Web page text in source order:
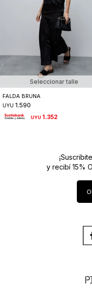
Seleccionar talle
FALDA BRUNA
UYU 1.590
UYU 1.352
y recibí 15%